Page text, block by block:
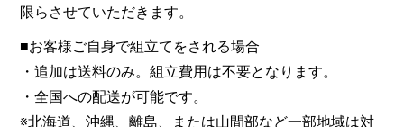
限らさせていただきます。
■お客様ご自身で組立てをされる場合
・追加は送料のみ。組立費用は不要となります。
・全国への配送が可能です。
※北海道、沖縄、離島、または山間部など一部地域は対